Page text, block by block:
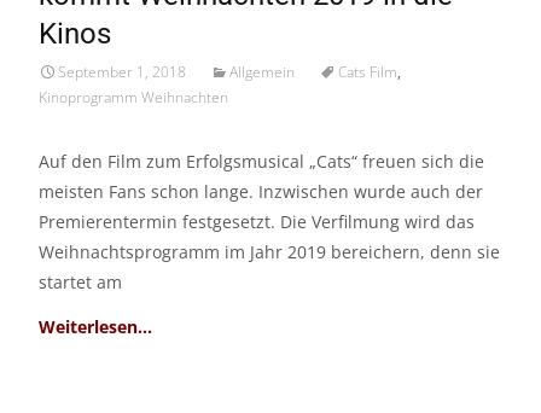
Kinos
September 1, 2018 Allgemein Cats Film,
Kinoprogramm Weihnachten
Auf den Film zum Erfolgsmusical „Cats“ freuen sich die
meisten Fans schon lange. Inzwischen wurde auch der
Premierentermin festgesetzt. Die Verfilmung wird das
Weihnachtsprogramm im Jahr 2019 bereichern, denn sie
startet am